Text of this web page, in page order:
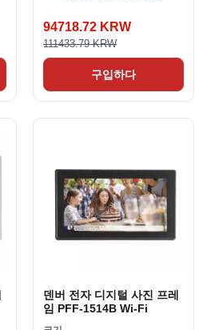
94718.72 KRW
111433.79 KRW
구입하다
덴버 전자 디지털 사진 프레
임 PFF-1514B Wi-Fi